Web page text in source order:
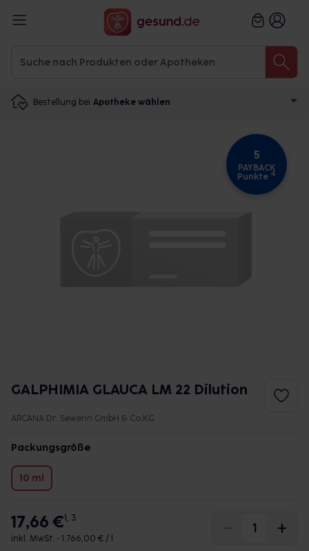
Bestellung bei Apotheke wählen
5
PAYBACK
Punkte 4
GALPHIMIA GLAUCA LM 22 Dilution
ARCANA Dr. Sewerin GmbH & Co.KG
Packungsgröße
10 ml
17,66 €1, 3
inkl. MwSt. • 1.766,00 € / l